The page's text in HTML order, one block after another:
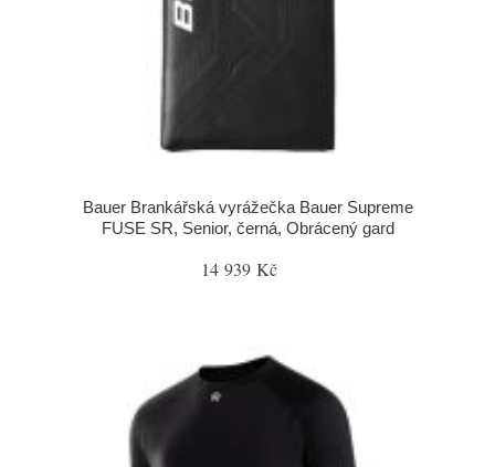
Bauer Brankářská vyrážečka Bauer Supreme
FUSE SR, Senior, černá, Obrácený gard
14 939 Kč